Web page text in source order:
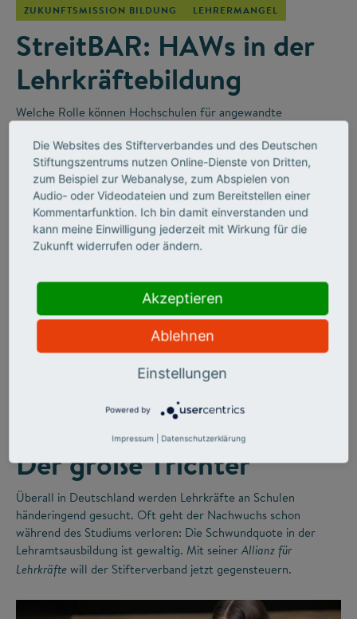
ZUKUNFTSMISSION BILDUNG LEHRERMANGEL
StreitBAR: HAWs in der
Lehrkräftebildung
Welche Rolle können Hochschulen für angewandte
Berufsschulen spielen? Darüber wurde in der „StreitBAR“
einem Online-Diskussionsformat des Stifterverbandes–
leidenschaftlich diskutiert.
Der große Trichter
Überall in Deutschland werden Lehrkräfte an Schulen
händeringend gesucht. Oft geht der Nachwuchs schon
während des Studiums verloren: Die Schwundquote in der
Lehramtsausbildung ist gewaltig. Mit seiner Allianz für
Lehrkräfte will der Stifterverband jetzt gegensteuern.
Die Websites des Stifterverbandes und des Deutschen
Stiftungszentrums nutzen Online-Dienste von Dritten,
zum Beispiel zur Webanalyse, zum Abspielen von
Audio- oder Videodateien und zum Bereitstellen einer
Kommentarfunktion. Ich bin damit einverstanden und
kann meine Einwilligung jederzeit mit Wirkung für die
Zukunft widerrufen oder ändern.
Akzeptieren
Ablehnen
Einstellungen
Powered by
Impressum Datenschutzerklärung